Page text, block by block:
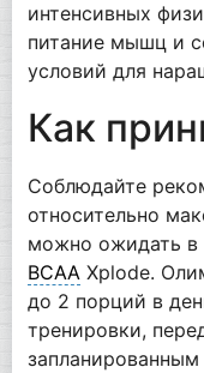
интенсивных
питание мышц и
условий для
Как
Соблюдайте
относительно
можно ожидать в
BCAAXplode.
до 2 порций в
тренировки,